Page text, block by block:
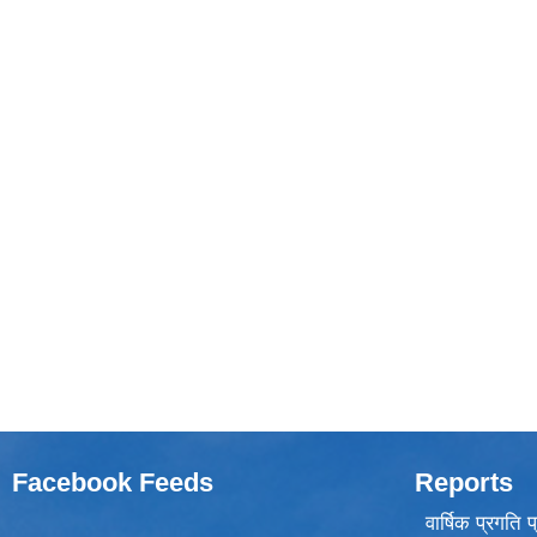
Facebook Feeds Reports
वार्षिक प्रगति